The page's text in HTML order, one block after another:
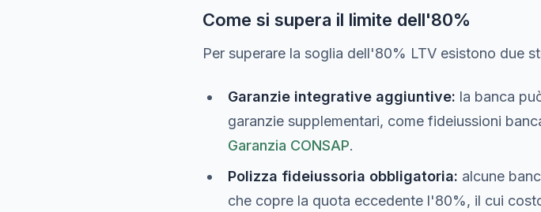
Come si supera il limite dell'80%
Per superare la soglia dell'80% LTV esistono due
Garanzie integrative aggiuntive: la banca
garanzie supplementari, come fideiussioni
Garanzia CONSAP.
Polizza fideiussoria obbligatoria: alcune
che copre la quota eccedente l'80%, il cui